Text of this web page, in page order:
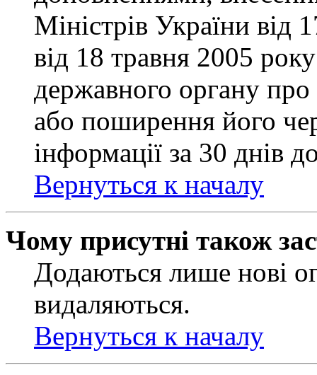
Міністрів України від
від 18 травня 2005
державного органу
або поширення його
інформації за 30 днів
Вернуться к началу
Чому присутні також
Додаються лише нові
видаляються.
Вернуться к началу